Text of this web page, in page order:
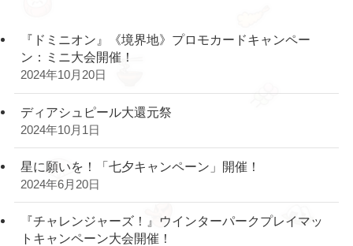
『ドミニオン』《境界地》プロモカードキャンペー
ン：ミニ大会開催！
2024年10月20日
ディアシュピール大還元祭
2024年10月1日
星に願いを！「七夕キャンペーン」開催！
2024年6月20日
『チャレンジャーズ！』ウインターパークプレイマッ
トキャンペーン大会開催！